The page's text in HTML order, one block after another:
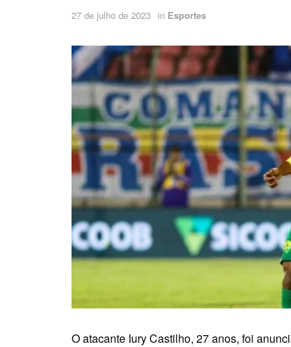
27 de julho de 2023 in Esportes
O atacante Iury Castilho, 27 anos, foi